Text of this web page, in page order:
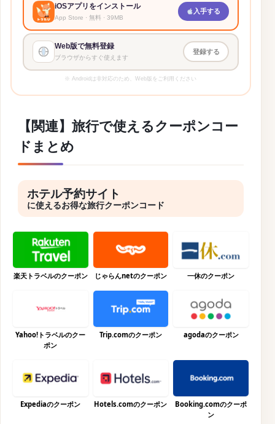
Airalo
eSIMが15%OFF
詳細 →
iOSアプリをインストール
App Store · 無料 · 39MB
入手する
Web版で無料登録
ブラウザからすぐ使えます
登録する
※ Androidは非対応のため、Web版をご利用ください
【関連】旅行で使えるクーポンコー
ドまとめ
ホテル予約サイト
に使えるお得な旅行クーポンコード
楽天トラベルのクーポン じゃらんnetのクーポン 一休のクーポン
Yahoo!トラベルのクー
ポン
Trip.comのクーポン agodaのクーポン
Expediaのクーポン Hotels.comのクーポン
Booking.comのクーポ
ン